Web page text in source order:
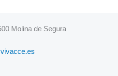
Molina de Segura